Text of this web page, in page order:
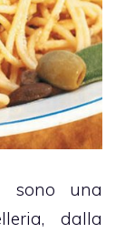
sono una
dalla